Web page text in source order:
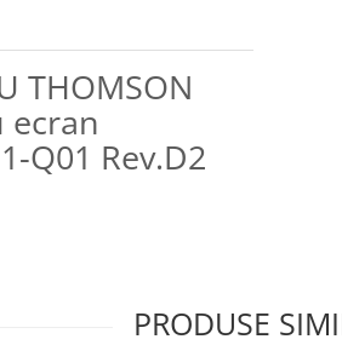
THOMSON
ecran
Q01 Rev.D2
PRODUSE